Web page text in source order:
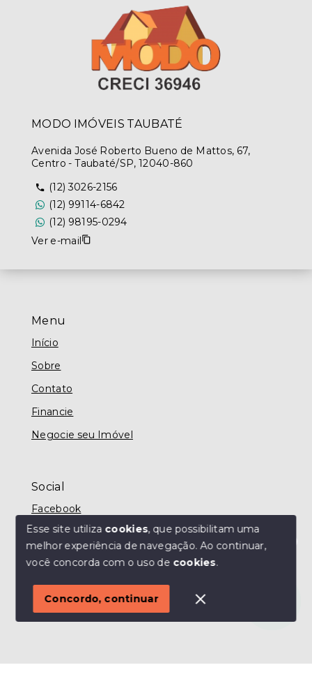
Olá! Estamos disponíveis para te ajudar.
Menu
Início
Sobre
Contato
Financie
Negocie seu Imóvel
Social
Facebook
© Copyright 2026 - MODO IMÓVEIS TAUBATÉ -
SITE PARA IMOBILIARIA
MODO IMÓVEIS TAUBATÉ
Avenida José Roberto Bueno de Mattos, 67,
Centro - Taubaté/SP, 12040-860
(12) 3026-2156
(12) 99114-6842
(12) 98195-0294
Ver e-mail
Esse site utiliza cookies, que possibilitam uma
melhor experiência de navegação.Ao continuar,
você concorda com o uso de cookies.
Concordo, continuar